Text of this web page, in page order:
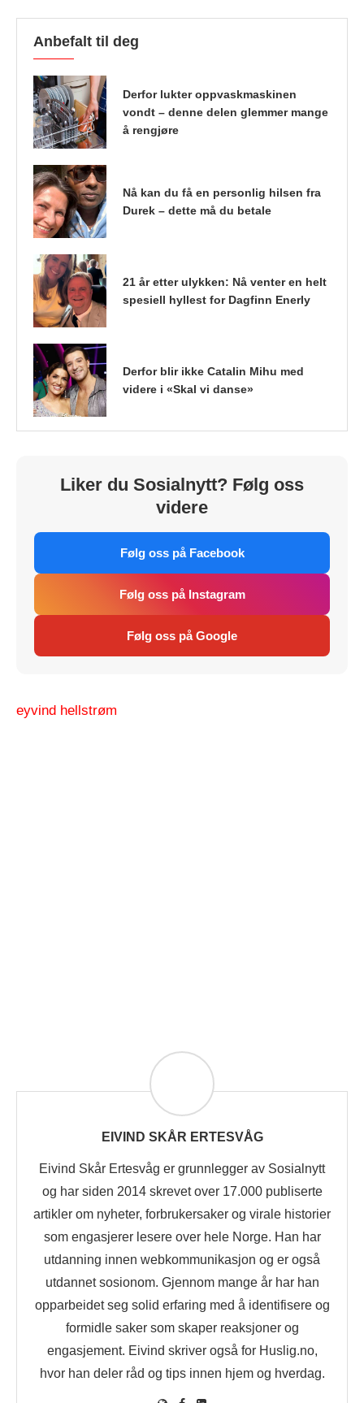
Anbefalt til deg
Derfor lukter oppvaskmaskinen
vondt – denne delen glemmer mange
å rengjøre
Nå kan du få en personlig hilsen fra
Durek – dette må du betale
21 år etter ulykken: Nå venter en helt
spesiell hyllest for Dagfinn Enerly
Derfor blir ikke Catalin Mihu med
videre i «Skal vi danse»
Liker du Sosialnytt? Følg oss
videre
Følg oss på Facebook
Følg oss på Instagram
Følg oss på Google
eyvind hellstrøm
EIVIND SKÅR ERTESVÅG
Eivind Skår Ertesvåg er grunnlegger av Sosialnytt
og har siden 2014 skrevet over 17.000 publiserte
artikler om nyheter, forbrukersaker og virale historier
som engasjerer lesere over hele Norge. Han har
utdanning innen webkommunikasjon og er også
utdannet sosionom. Gjennom mange år har han
opparbeidet seg solid erfaring med å identifisere og
formidle saker som skaper reaksjoner og
engasjement. Eivind skriver også for Huslig.no,
hvor han deler råd og tips innen hjem og hverdag.